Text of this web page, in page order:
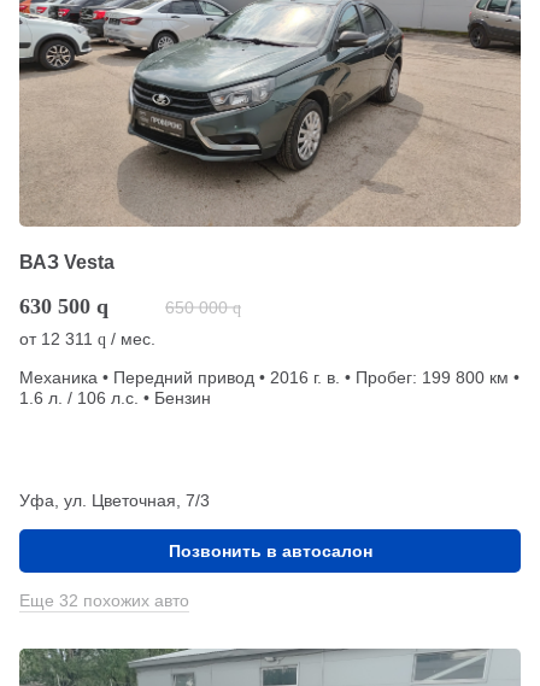
ВАЗ Vesta
630 500 q 650 000 q
от 12 311 q / мес.
Механика • Передний привод • 2016 г. в. • Пробег: 199 800 км •
1.6 л. / 106 л.с. • Бензин
Уфа, ул. Цветочная, 7/3
Позвонить в автосалон
Еще 32 похожих авто